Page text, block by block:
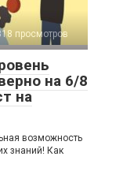
просмотров
на 6/8
на
возможность
знаний! Как